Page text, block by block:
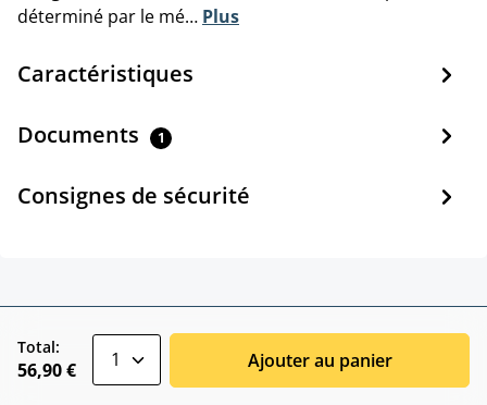
déterminé par le mé… Plus
Caractéristiques
Documents 1
Consignes de sécurité
Total:
56,90 € Ajouter au panier